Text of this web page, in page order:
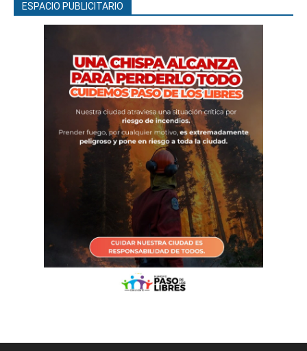
ESPACIO PUBLICITARIO